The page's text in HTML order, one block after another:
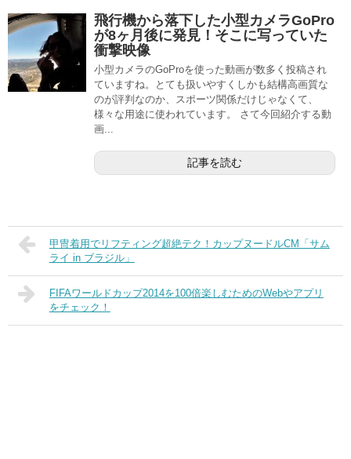
飛行機から落下した小型カメラGoPro
が8ヶ月後に発見！そこに写っていた
衝撃映像
小型カメラのGoProを使った動画が数多く投稿され
ていますね。とても扱いやすくしかも結構高画質な
のが評判なのか、スポーツ関係だけじゃなくて、
様々な用途に使われています。 さて今回紹介する動
画...
記事を読む
甲冑着用でリフティング超絶テク！カップヌードルCM「サム
ライ in ブラジル」
FIFAワールドカップ2014を100倍楽しむためのWebやアプリ
をチェック！